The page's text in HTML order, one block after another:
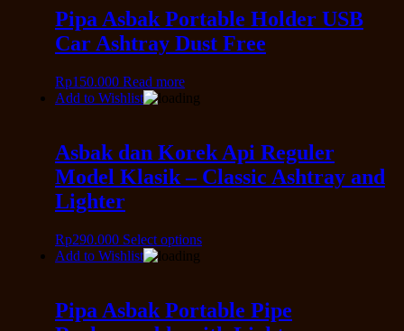
Pipa Asbak Portable Holder USB
Car Ashtray Dust Free
Rp150.000 Read more
Add to Wishlist
Asbak dan Korek Api Reguler
Model Klasik – Classic Ashtray and
Lighter
Rp290.000 Select options
Add to Wishlist
Pipa Asbak Portable Pipe